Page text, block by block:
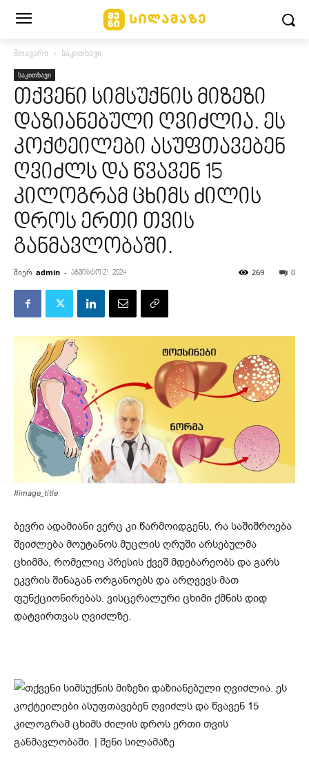
მთავარი საკითხავი
საკითხავი
თქვენი სიმსუქნის მიზეზი
დაზიანებული ღვიძლია. ეს
კოქტეილები ასუფთავებენ
ღვიძლს და წვავენ 15
კილოგრამ ცხიმს ძილის
დროს ერთი თვის
განმავლობაში.
მიერ admin - აგვისტო 21, 2024 0
269
#image_title
ბევრი ადამიანი ვერც კი წარმოიდგენს, რა საშიშროება
შეიძლება მოუტანოს მუცლის ღრუში არსებულმა
ცხიმმა, რომელიც პრესის ქვეშ მდებარეობს და გარს
ეკვრის შინაგან ორგანოებს და არღვევს მათ
ფუნქციონირებას. ვისცერალური ცხიმი ქმნის დიდ
დატვირთვას ღვიძლზე.